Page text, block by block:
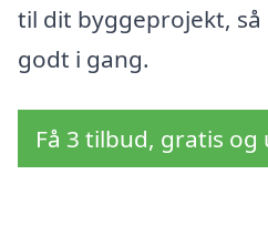
til dit byggeprojekt, så
godt i gang.
Få 3 tilbud, gratis